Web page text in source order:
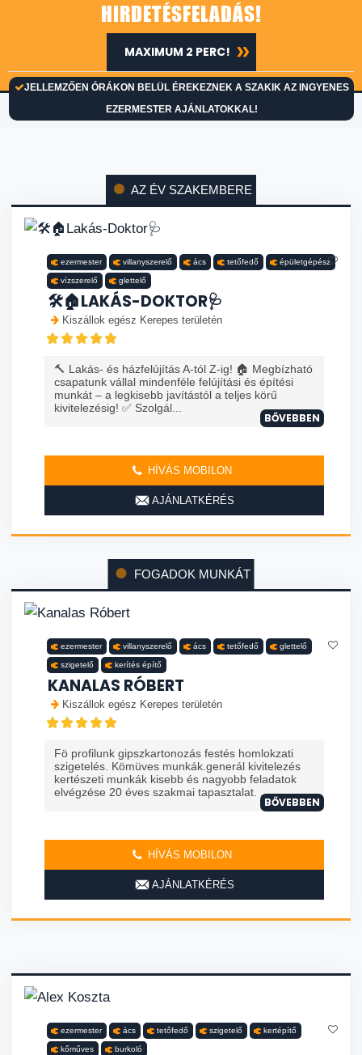
HIRDETÉSFELADÁS!
JELLEMZŐEN ÓRÁKON BELÜL ÉREKEZNEK A SZAKIK AZ INGYENES
EZERMESTER AJÁNLATOKKAL!
MAXIMUM 2 PERC!
AZ ÉV SZAKEMBERE
ezermester villanyszerelő ács tetőfedő épületgépész
vízszerelő glettelő
🛠️🏠LAKÁS-DOKTOR🩺
Kiszállok egész Kerepes területén
🔨 Lakás- és házfelújítás A-tól Z-ig! 🏠 Megbízható
csapatunk vállal mindenféle felújítási és építési
munkát – a legkisebb javítástól a teljes körű
kivitelezésig! ✅ Szolgál...
BŐVEBBEN
HÍVÁS MOBILON
AJÁNLATKÉRÉS
FOGADOK MUNKÁT
ezermester villanyszerelő ács tetőfedő glettelő
szigetelő kerítés építő
KANALAS RÓBERT
Kiszállok egész Kerepes területén
Fö profilunk gipszkartonozás festés homlokzati
szigetelés. Kömüves munkák.generál kivitelezés
kertészeti munkák kisebb és nagyobb feladatok
elvégzése 20 éves szakmai tapasztalat. ...
BŐVEBBEN
HÍVÁS MOBILON
AJÁNLATKÉRÉS
ezermester ács tetőfedő szigetelő kertépítő
kőműves burkoló